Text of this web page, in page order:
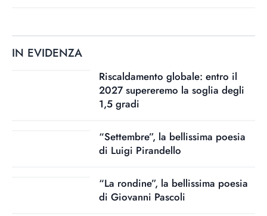
IN EVIDENZA
Riscaldamento globale: entro il
2027 supereremo la soglia degli
1,5 gradi
“Settembre”, la bellissima poesia
di Luigi Pirandello
“La rondine”, la bellissima poesia
di Giovanni Pascoli